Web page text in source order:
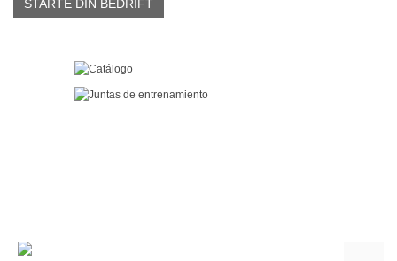
STARTE DIN BEDRIFT